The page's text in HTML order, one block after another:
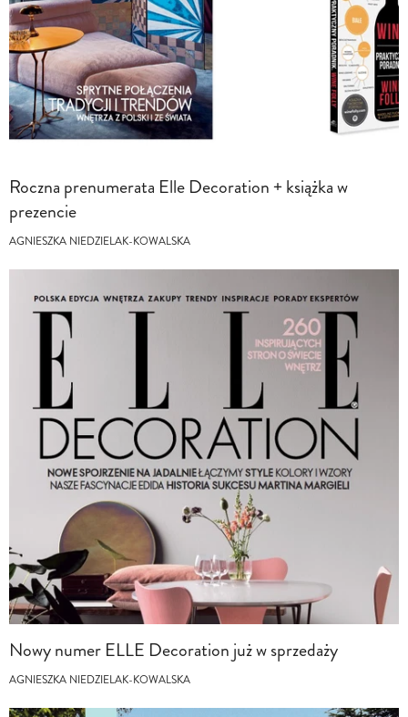
Roczna prenumerata Elle Decoration + książka w
prezencie
AGNIESZKA NIEDZIELAK-KOWALSKA
Nowy numer ELLE Decoration już w sprzedaży
AGNIESZKA NIEDZIELAK-KOWALSKA